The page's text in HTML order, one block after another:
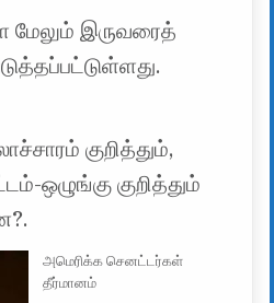
மேலும் இருவரைத்
குறித்தும்,
ஒழுங்கு குறித்தும்
அமெரிக்க செனட்டர்கள்
தீர்மானம்